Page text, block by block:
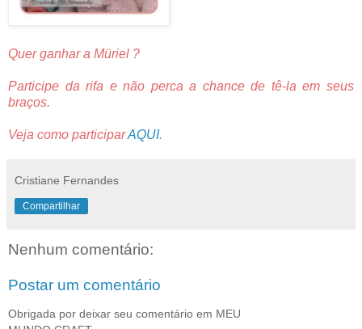
Quer ganhar a Müriel ?
Participe da rifa e não perca a chance de tê-la em seus
braços.
Veja como participarAQUI.
Cristiane Fernandes
Compartilhar
Nenhum comentário:
Postar um comentário
Obrigada por deixar seu comentário em MEU